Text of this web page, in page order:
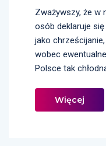
Zważywszy, że w
osób deklaruje
jako
wobec
Polsce tak
Więcej